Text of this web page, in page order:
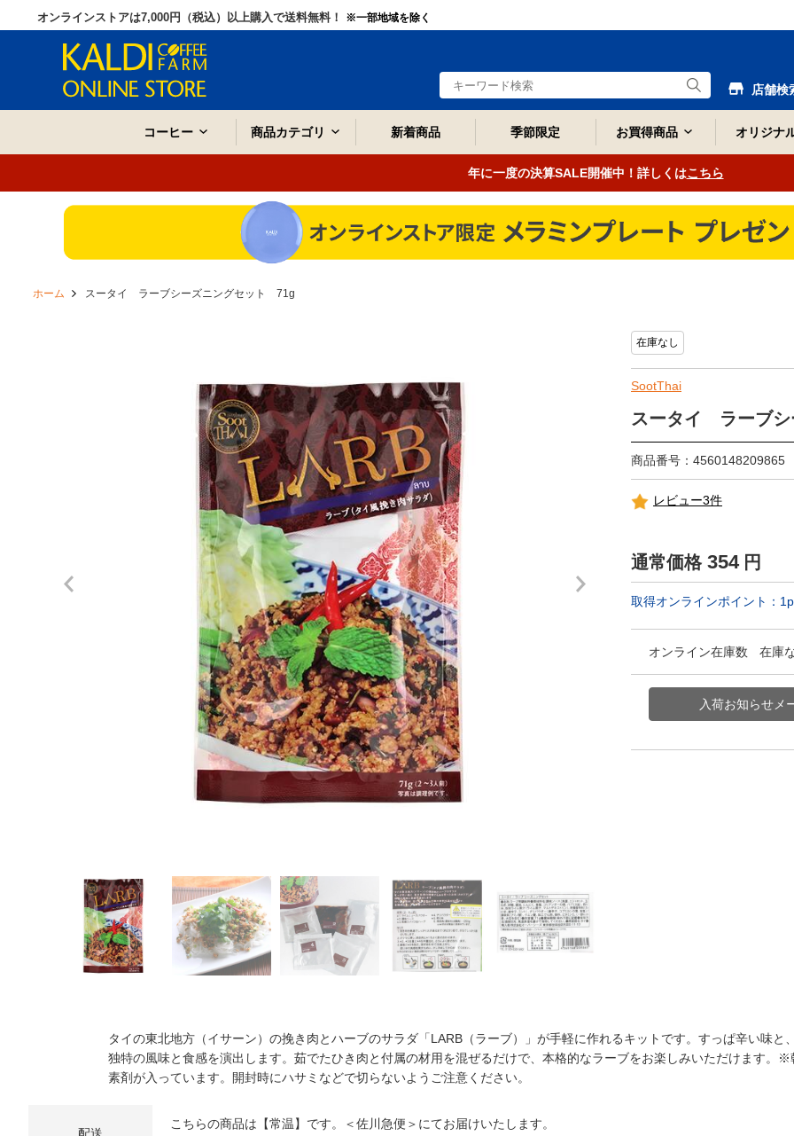
オンラインストアは7,000円（税込）以上購入で送料無料！ ※一部地域を除く
店舗検
コーヒー 商品カテゴリ 新着商品 季節限定 お買得商品 オリジナ
年に一度の決算SALE開催中！詳しくはこちら
ホーム スータイ ラーブシーズニングセット 71g
在庫なし
SootThai
スータイ ラーブ
商品番号：4560148209865
レビュー3件
通常価格 354 円
取得オンラインポイント： 1
オンライン在庫数 在庫
タイの東北地方（イサーン）の挽き肉とハーブのサラダ「LARB（ラーブ）」が手軽に作れるキットです。すっぱ辛い味
独特の風味と食感を演出します。茹でたひき肉と付属の材用を混ぜるだけで、本格的なラーブをお楽しみいただけます。
素剤が入っています。開封時にハサミなどで切らないようご注意ください。
こちらの商品は【常温】です。＜佐川急便＞にてお届けいたします。